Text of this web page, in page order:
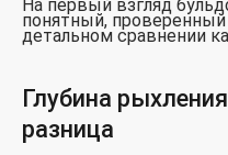
На первый взгляд
понятный,
детальном сравнении
Глубина
разница